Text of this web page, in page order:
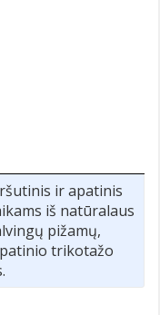
ir apatinis
iš natūralaus
pižamų,
trikotažo